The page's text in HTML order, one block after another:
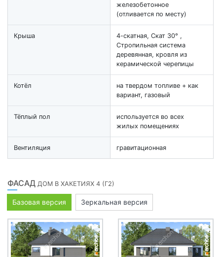
железобетонное
(отливается по месту)
Крыша
4-скатная, Скат 30° ,
Стропильная система
деревянная, кровля из
керамической черепицы
Котёл
на твердом топливе + как
вариант, газовый
Тёплый пол
используется во всех
жилых помещениях
Вентиляция гравитационная
ФАСАД ДОМ В ХАКЕТИЯХ 4 (Г2)
Базовая версия Зеркальная версия